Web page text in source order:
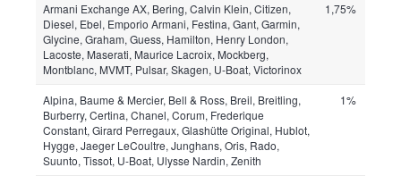
Armani Exchange AX, Bering, Calvin Klein, Citizen,
Diesel, Ebel, Emporio Armani, Festina, Gant, Garmin,
Glycine, Graham, Guess, Hamilton, Henry London,
Lacoste, Maserati, Maurice Lacroix, Mockberg,
Montblanc, MVMT, Pulsar, Skagen, U-Boat, Victorinox
1,75%
Alpina, Baume & Mercier, Bell & Ross, Breil, Breitling,
Burberry, Certina, Chanel, Corum, Frederique
Constant, Girard Perregaux, Glashütte Original, Hublot,
Hygge, Jaeger LeCoultre, Junghans, Oris, Rado,
Suunto, Tissot, U-Boat, Ulysse Nardin, Zenith
1%